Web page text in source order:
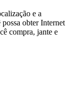
e a
obter Internet
compra, jante e